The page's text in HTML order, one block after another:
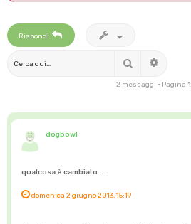
Rispondi
Cerca
2 messaggi • Pagina 1
dogbowl
qualcosa è cambiato...
domenica 2 giugno 2013, 15:19